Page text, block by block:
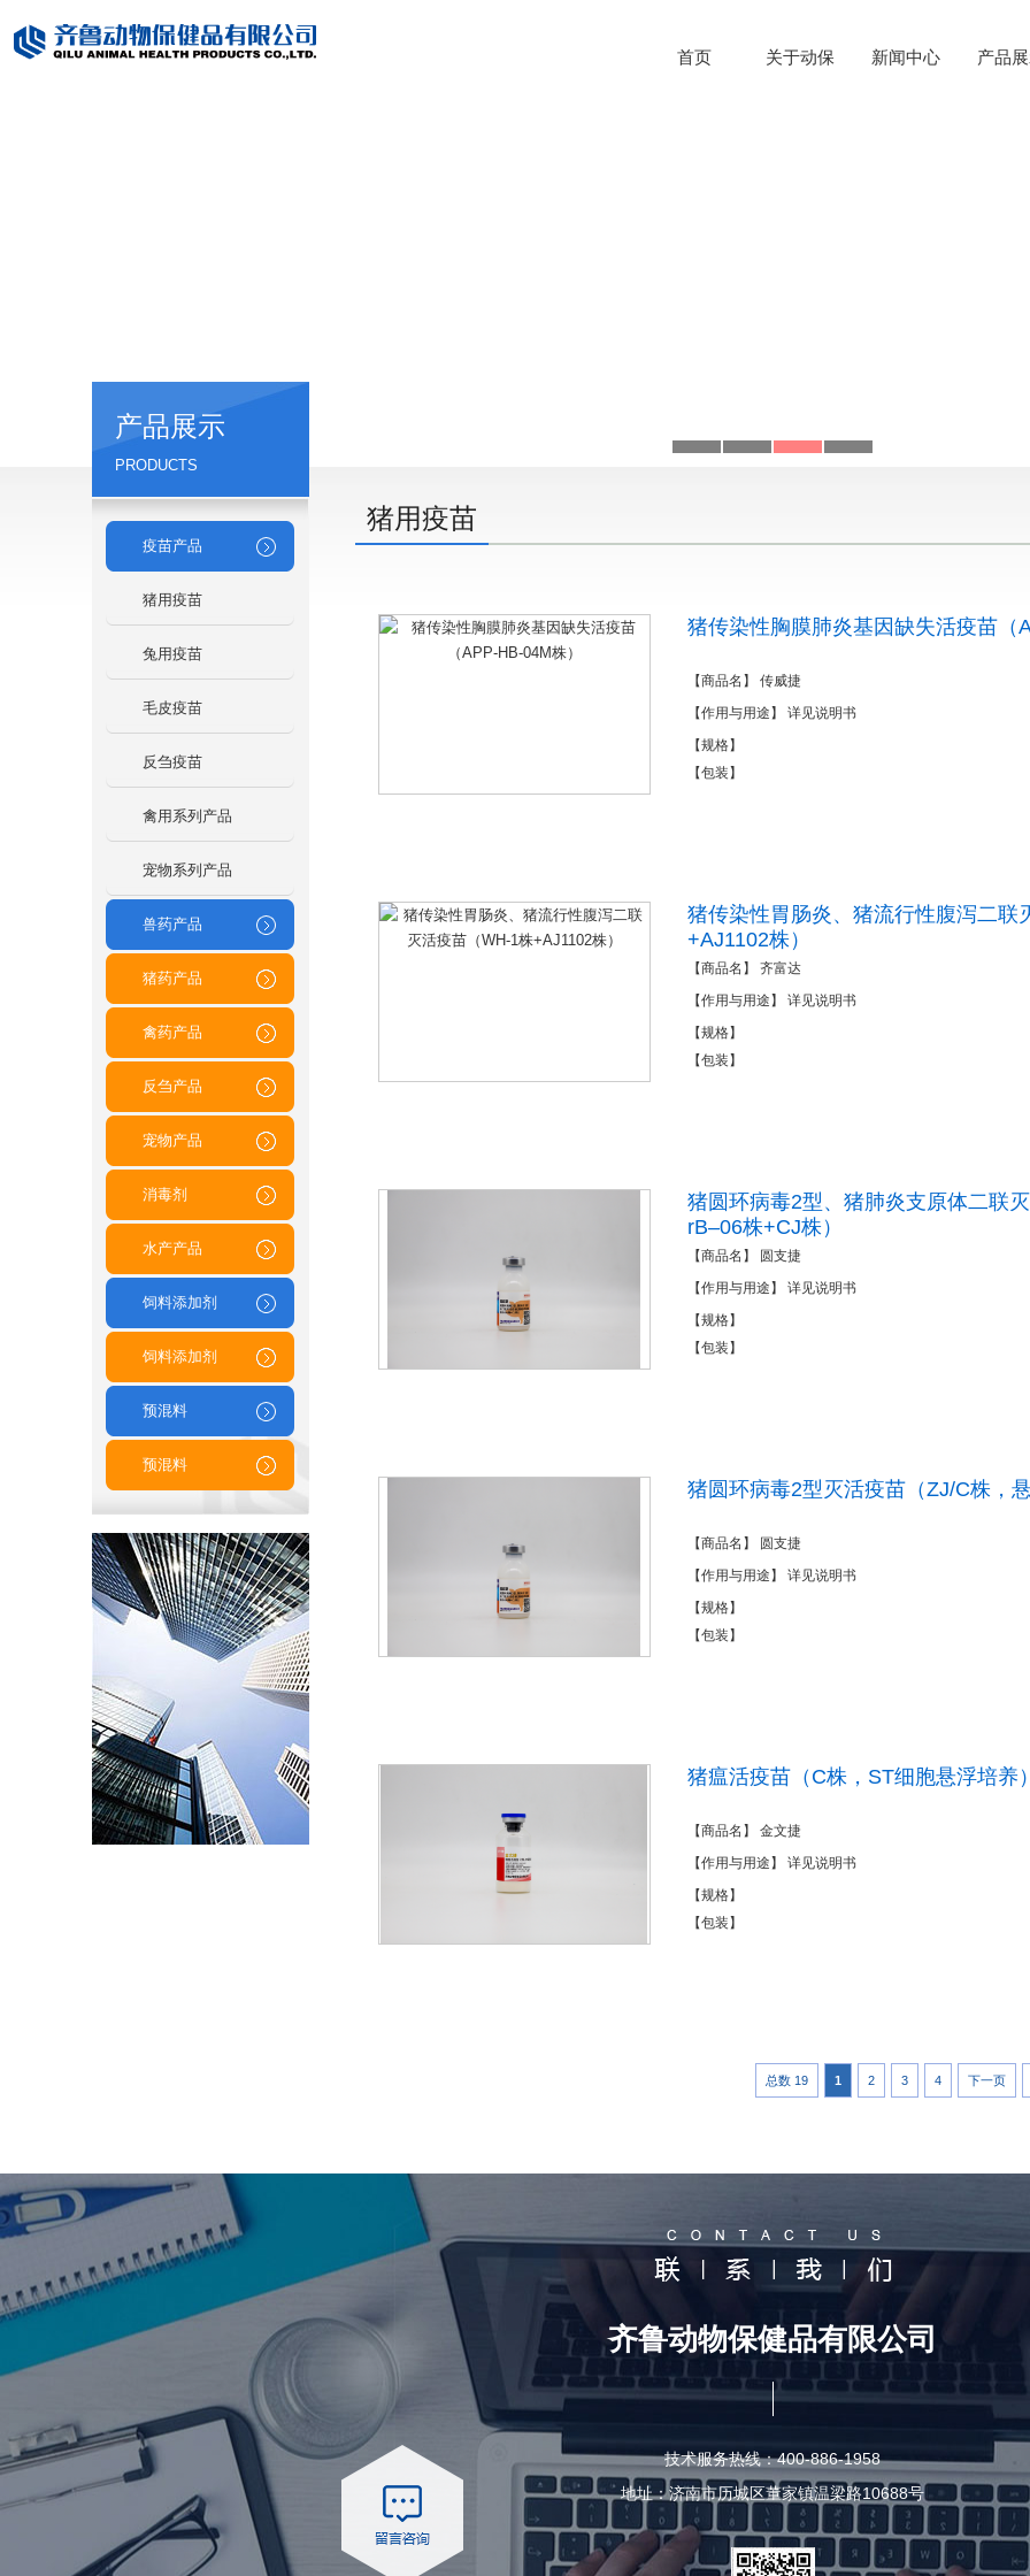
首页 关于动保 新闻中心 产品
产品展示
PRODUCTS
疫苗产品
猪用疫苗
兔用疫苗
毛皮疫苗
反刍疫苗
禽用系列产品
宠物系列产品
兽药产品
猪药产品
禽药产品
反刍产品
宠物产品
消毒剂
水产产品
饲料添加剂
饲料添加剂
预混料
预混料
猪用疫苗
猪传染性胸膜肺炎基因缺失活疫苗（
【商品名】 传威捷
【作用与用途】 详见说明书
【规格】
【包装】
猪传染性胃肠炎、猪流行性腹泻二联
+AJ1102株）
【商品名】 齐富达
【作用与用途】 详见说明书
【规格】
【包装】
猪圆环病毒2型、猪肺炎支原体二联
rB–06株+CJ株）
【商品名】 圆支捷
【作用与用途】 详见说明书
【规格】
【包装】
猪圆环病毒2型灭活疫苗（ZJ/C株，
【商品名】 圆支捷
【作用与用途】 详见说明书
【规格】
【包装】
猪瘟活疫苗（C株，ST细胞悬浮培养
【商品名】 金文捷
【作用与用途】 详见说明书
【规格】
【包装】
总数 19 1 2 3 4 下一页
齐鲁动物保健品有限公司
技术服务热线：400-886-1958
地址：济南市历城区董家镇温梁路10688号